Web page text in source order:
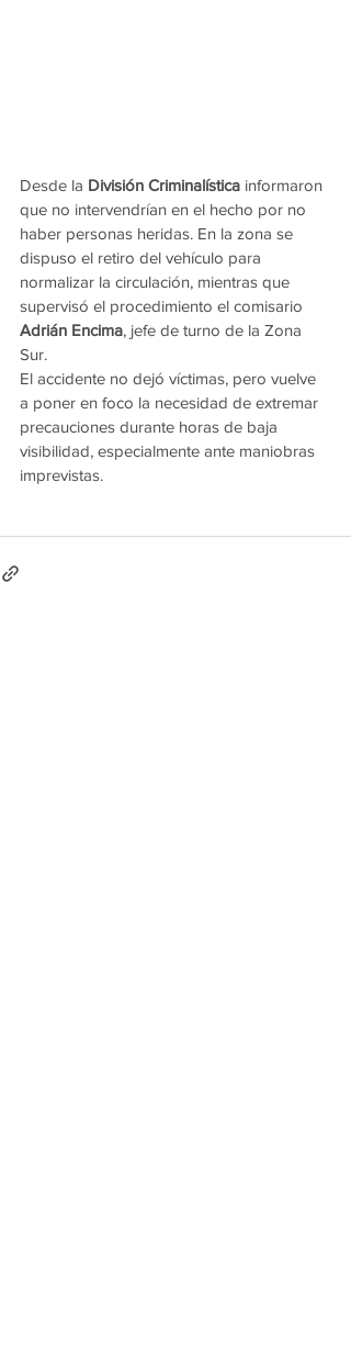
Desde la División Criminalística informaron
que no intervendrían en el hecho por no
haber personas heridas. En la zona se
dispuso el retiro del vehículo para
normalizar la circulación, mientras que
supervisó el procedimiento el comisario
Adrián Encima, jefe de turno de la Zona
Sur.
El accidente no dejó víctimas, pero vuelve
a poner en foco la necesidad de extremar
precauciones durante horas de baja
visibilidad, especialmente ante maniobras
imprevistas.